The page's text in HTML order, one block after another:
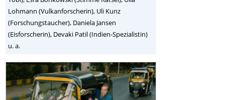
Lohmann (Vulkanforscherin), Uli Kunz
(Forschungstaucher), Daniela Jansen
(Eisforscherin), Devaki Patil (Indien-Spezialistin)
u. a.